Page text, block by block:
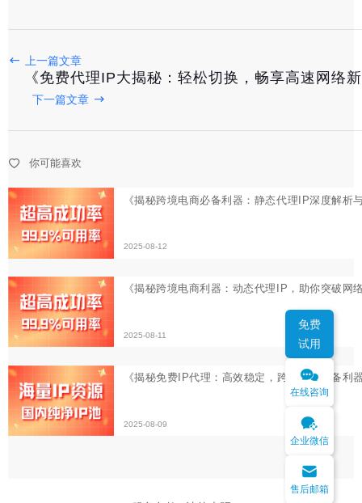
上一篇文章
《免费代理IP大揭秘：轻松切换，畅享高速网络
下一篇文章
你可能喜欢
《揭秘跨境电商必备利器：静态代理IP深度解析与应用技
2025-08-11
2025-08-09
免费
试用
在线咨询
企业微信
售后邮箱